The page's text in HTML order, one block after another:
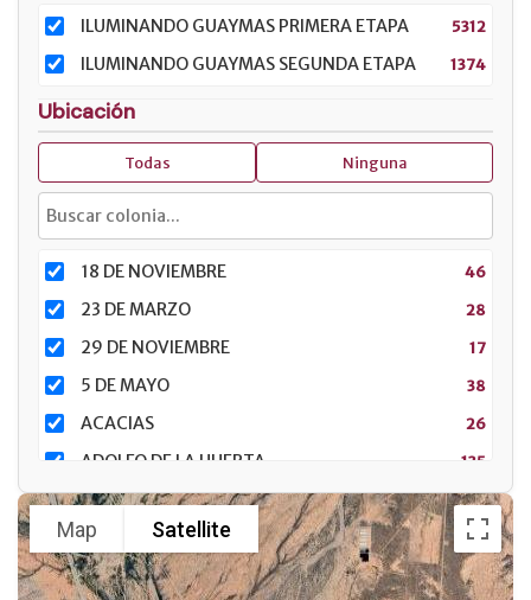
ILUMINANDO GUAYMAS PRIMERA ETAPA 5312
ILUMINANDO GUAYMAS SEGUNDA ETAPA 1374
Ubicación
Todas Ninguna
18 DE NOVIEMBRE 46
23 DE MARZO 28
29 DE NOVIEMBRE 17
5 DE MAYO 38
ACACIAS 26
ADOLFO DE LA HUERTA 135
ADOLFO LÓPEZ MATEOS 157
AGUSTÍN GARCÍA LÓPEZ 24
ARRECIFES 16
Map Satellite